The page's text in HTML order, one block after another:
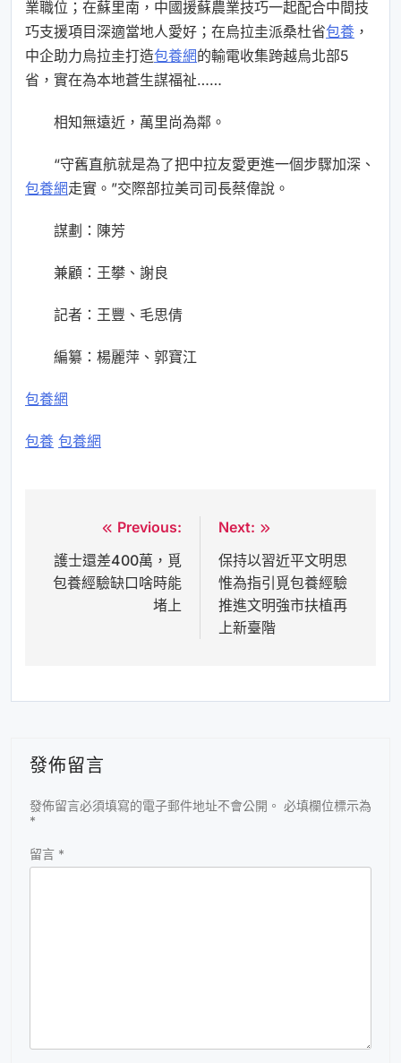
業職位；在蘇里南，中國援蘇農業技巧一起配合中間技
巧支援項目深適當地人愛好；在烏拉圭派桑杜省包養 ，
中企助力烏拉圭打造包養網的輸電收集跨越烏北部5
省，實在為本地蒼生謀福祉……
相知無遠近，萬里尚為鄰。
“守舊直航就是為了把中拉友愛更進一個步驟加深、
包養網走實。”交際部拉美司司長蔡偉說。
謀劃：陳芳
兼顧：王攀、謝良
記者：王豐、毛思倩
編纂：楊麗萍、郭寶江
包養網
包養 包養網
章
導
Previous:
護士還差400萬，覓
包養經驗缺口啥時能
堵上
Next:
保持以習近平文明思
惟為指引覓包養經驗
推進文明強市扶植再
上新臺階
發佈留言
發佈留言必須填寫的電子郵件地址不會公開。 必填欄位標示為
*
留言 *